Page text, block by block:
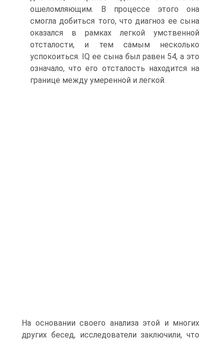
ошеломляющим. В процессе этого она
смогла добиться того, что диагноз ее сына
оказался в рамках легкой умственной
отсталости, и тем самым несколько
успокоиться. IQ ее сына был равен 54, а это
означало, что его отсталость находится на
границе между умеренной и легкой.
На основании своего анализа этой и многих
других бесед, исследователи заключили, что